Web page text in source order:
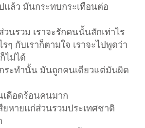
แล้ว มันกระทบกระเทือนต่อ
นรวม เราจะรักคนนั้นสักเท่าไร
ๆ กับเราก็ตามใจ เราจะไปพูดว่า
ไม่ได้
กระทำนั้น มันถูกคนเดียวแต่มันผิด
ดือดร้อนคนมาก
ยหายแก่ส่วนรวมประเทศชาติ